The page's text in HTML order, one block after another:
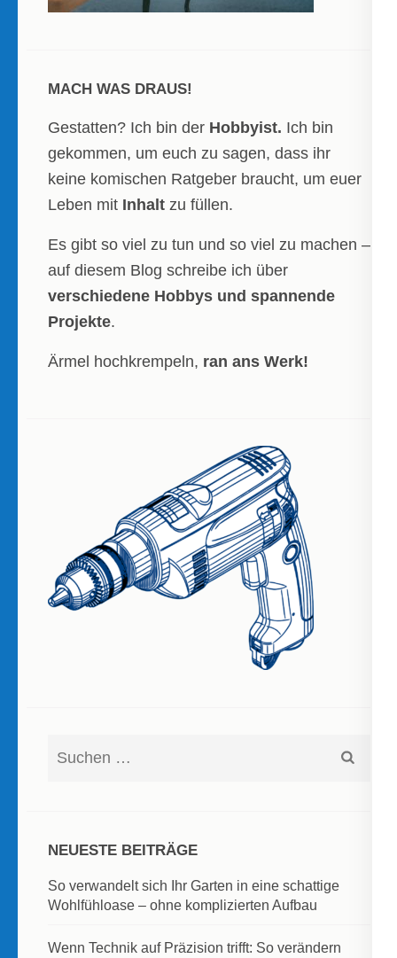
MACH WAS DRAUS!
Gestatten? Ich bin der Hobbyist. Ich bin
gekommen, um euch zu sagen, dass ihr
keine komischen Ratgeber braucht, um euer
Leben mit Inhalt zu füllen.
Es gibt so viel zu tun und so viel zu machen –
auf diesem Blog schreibe ich über
verschiedene Hobbys und spannende
Projekte.
Ärmel hochkrempeln, ran ans Werk!
NEUESTE BEITRÄGE
So verwandelt sich Ihr Garten in eine schattige
Wohlfühloase – ohne komplizierten Aufbau
Wenn Technik auf Präzision trifft: So verändern